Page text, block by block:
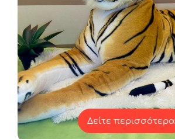
Δείτε περισσότερα